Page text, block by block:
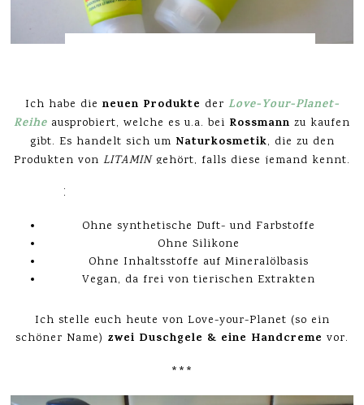
Ich habe die neuen Produkte der Love-Your-Planet-
Reihe ausprobiert, welche es u.a. bei Rossmann zu kaufen
gibt. Es handelt sich um Naturkosmetik, die zu den
Produkten von LITAMINgehört, falls diese jemand kennt.
Für alle Produkte in diesem Post gilt:
Ohne synthetische Duft- und Farbstoffe
Ohne Silikone
Ohne Inhaltsstoffe auf Mineralölbasis
Vegan, da frei von tierischen Extrakten
Ich stelle euch heute von Love-your-Planet (so ein
schöner Name) zwei Duschgele & eine Handcreme vor.
***